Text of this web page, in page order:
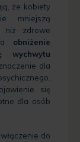
że kobiety
mniejszą
niż zdrowe
obniżenie
wychwytu
dla
się
dla osób
do